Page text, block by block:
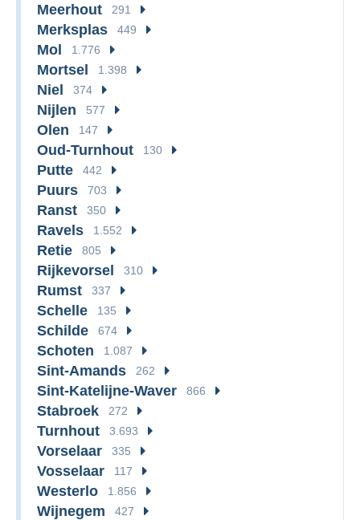
Meerhout 291
Merksplas 449
Mol 1.776
Mortsel 1.398
Niel 374
Nijlen 577
Olen 147
Oud-Turnhout 130
Putte 442
Puurs 703
Ranst 350
Ravels 1.552
Retie 805
Rijkevorsel 310
Rumst 337
Schelle 135
Schilde 674
Schoten 1.087
Sint-Amands 262
Sint-Katelijne-Waver 866
Stabroek 272
Turnhout 3.693
Vorselaar 335
Vosselaar 117
Westerlo 1.856
Wijnegem 427